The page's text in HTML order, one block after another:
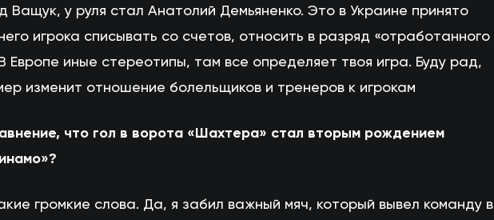
Ващук, у руля стал Анатолий Демьяненко. Это в Украине принято
игрока списывать со счетов, относить в разряд «отработанного
Европе иные стереотипы, там все определяет твоя игра. Буду рад,
изменит отношение болельщиков и тренеров к игрокам
что гол в ворота «Шахтера» стал вторым рождением
громкие слова. Да, я забил важный мяч, который вывел команду в